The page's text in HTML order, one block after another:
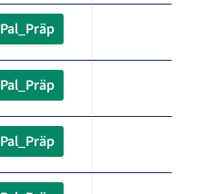
Pal_Präp
Pal_Präp
Pal_Präp